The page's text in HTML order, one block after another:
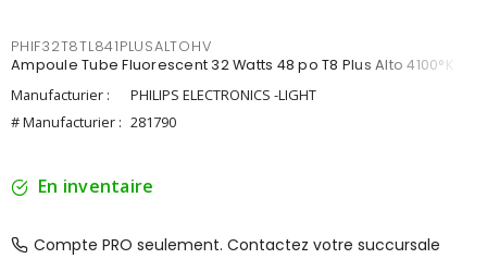
PHIF32T8TL841PLUSALTOHV
Ampoule Tube Fluorescent 32 Watts 48 po T8 Plus Alto 4100°K
Manufacturier :
PHILIPS ELECTRONICS -LIGHT
# Manufacturier : 281790
En inventaire
Compte PRO seulement. Contactez votre succursale